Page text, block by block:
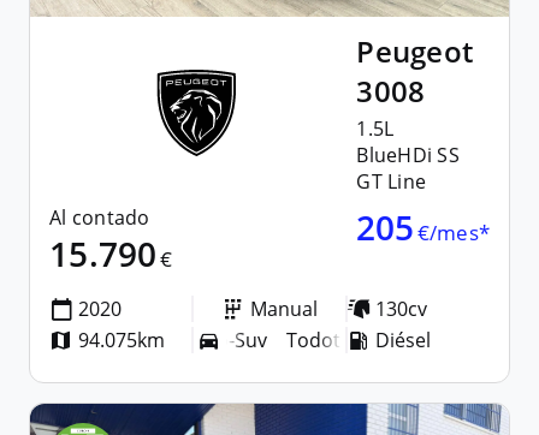
Peugeot
3008
1.5L
BlueHDi SS
GT Line
Al contado
15.790€
205€/mes*
2020 Manual
130cv
94.075km
Todoterreno-Suv Todoterreno-Suv
Diésel